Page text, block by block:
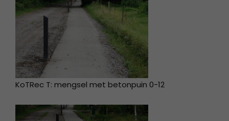
KoTRec T: mengsel met betonpuin 0-12